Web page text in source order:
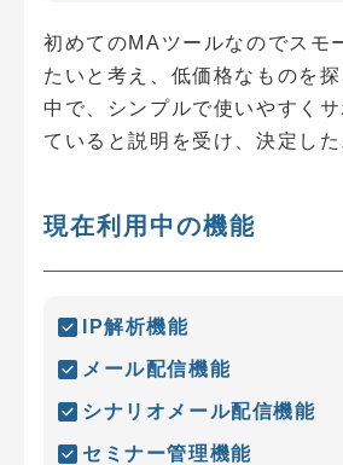
初めてのMAツールなのでスモ
たいと考え、低価格なものを
中で、シンプルで使いやすく
ていると説明を受け、決定した
現在利用中の機能
IP解析機能
メール配信機能
シナリオメール配信機能
セミナー管理機能